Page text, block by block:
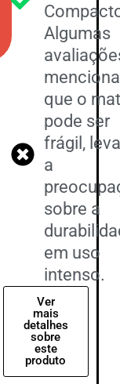
Algumas
que o
pode ser
frágil,
a
sobre a
em uso
intenso.
Ver
mais
detalhes
sobre
este
produto